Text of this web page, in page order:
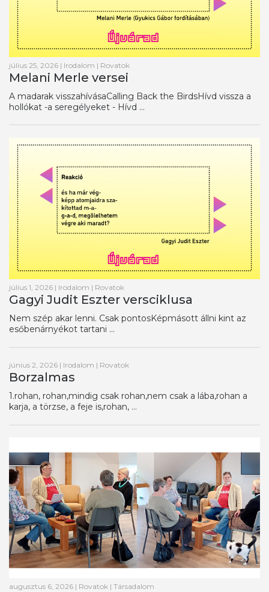
július 25, 2026 | Irodalom | Rovatok
Melani Merle versei
A madarak visszahívásaCalling Back the BirdsHívd vissza a
hollókat -a seregélyeket - Hívd ...
július 1, 2026 | Irodalom | Rovatok
Gagyi Judit Eszter versciklusa
Nem szép akar lenni. Csak pontosKépmásott állni kint az
esőbenárnyékot tartani ...
június 2, 2026 | Irodalom | Rovatok
Borzalmas
1.rohan, rohan,mindig csak rohan,nem csak a lába,rohan a
karja, a törzse, a feje is,rohan, ...
augusztus 6, 2026 | Rovatok | Társadalom